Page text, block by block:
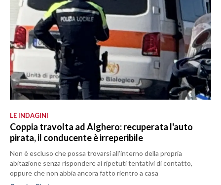
LE INDAGINI
Coppia travolta ad Alghero: recuperata l'auto
pirata, il conducente è irreperibile
Non è escluso che possa trovarsi all'interno della propria
abitazione senza rispondere ai ripetuti tentativi di contatto,
oppure che non abbia ancora fatto rientro a casa